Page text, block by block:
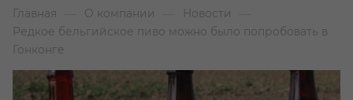
Главная О компании Новости
Редкое бельгийское пиво можно было попробовать в
Гонконге